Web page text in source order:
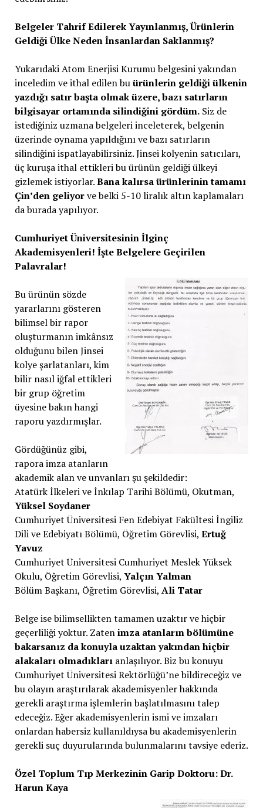
Belgeler Tahrif Edilerek Yayınlanmış, Ürünlerin
Geldiği Ülke Neden İnsanlardan Saklanmış?
Yukarıdaki Atom Enerjisi Kurumu belgesini yakından
inceledim ve ithal edilen buürünlerin geldiği ülkenin
yazdığı satır başta olmak üzere, bazı satırların
bilgisayar ortamında silindiğini gördüm.Siz de
istediğiniz uzmana belgeleri inceleterek, belgenin
üzerinde oynama yapıldığını ve bazı satırların
silindiğini ispatlayabilirsiniz. Jinsei kolyenin satıcıları,
üç kuruşa ithal ettikleri bu ürünün geldiği ülkeyi
gizlemek istiyorlar.Bana kalırsa ürünlerinin tamamı
Çin’den geliyorve belki 5-10 liralık altın kaplamaları
da burada yapılıyor.
Cumhuriyet Üniversitesinin İlginç
Akademisyenleri! İşte Belgelere Geçirilen
Palavralar!
Bu ürünün sözde
yararlarını gösteren
bilimsel bir rapor
oluşturmanın imkânsız
olduğunu bilen Jinsei
kolye şarlatanları, kim
bilir nasıl iğfal ettikleri
bir grup öğretim
üyesine bakın hangi
raporu yazdırmışlar.
Gördüğünüz gibi,
rapora imza atanların
akademik alan ve unvanları şu şekildedir:
Atatürk İlkeleri ve İnkılap Tarihi Bölümü, Okutman,
Yüksel Soydaner
Cumhuriyet Üniversitesi Fen Edebiyat Fakültesi İngiliz
Dili ve Edebiyatı Bölümü, Öğretim Görevlisi, Ertuğ
Yavuz
Cumhuriyet Üniversitesi Cumhuriyet Meslek Yüksek
Okulu, Öğretim Görevlisi, Yalçın Yalman
Bölüm Başkanı, Öğretim Görevlisi, Ali Tatar
Belge ise bilimsellikten tamamen uzaktır ve hiçbir
geçerliliği yoktur. Zatenimza atanların bölümüne
bakarsanız da konuyla uzaktan yakından hiçbir
alakaları olmadıklarıanlaşılıyor. Biz bu konuyu
Cumhuriyet Üniversitesi Rektörlüğü’ne bildireceğiz ve
bu olayın araştırılarak akademisyenler hakkında
gerekli araştırma işlemlerin başlatılmasını talep
edeceğiz. Eğer akademisyenlerin ismi ve imzaları
onlardan habersiz kullanıldıysa bu akademisyenlerin
gerekli suç duyurularında bulunmalarını tavsiye ederiz.
Özel Toplum Tıp Merkezinin Garip Doktoru: Dr.
Harun Kaya